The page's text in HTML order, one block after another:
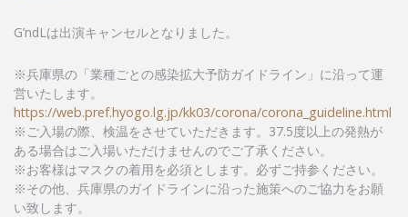
G’ndLは出演キャンセルとなりました。
※兵庫県の「業種ごとの感染拡大予防ガイドライン」に沿って運
営いたします。
https://web.pref.hyogo.lg.jp/kk03/corona/corona_guideline.html
※ご入場の際、検温をさせていただきます。37.5度以上の発熱が
ある場合はご入場いただけませんのでご了承ください。
※お客様はマスクの着用を必須とします。必ずご持参ください。
※その他、兵庫県のガイドラインに沿った施策へのご協力をお願
い致します。